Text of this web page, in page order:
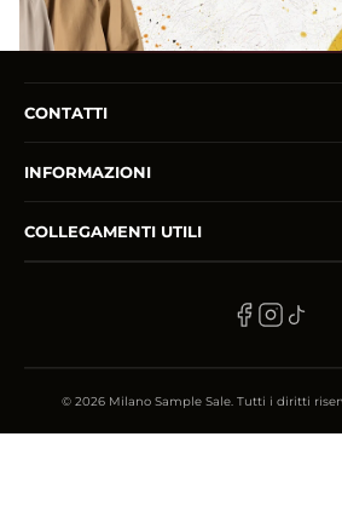
CONTATTI
INFORMAZIONI
COLLEGAMENTI UTILI
© 2026 Milano Sample Sale. Tutti i diritti